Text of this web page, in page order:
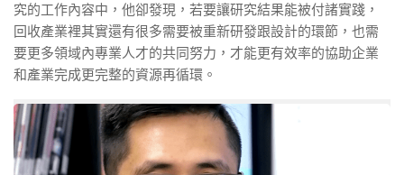
究的工作內容中，他卻發現，若要讓研究結果能被付諸實踐，
回收產業裡其實還有很多需要被重新研發跟設計的環節，也需
要更多領域內專業人才的共同努力，才能更有效率的協助企業
和產業完成更完整的資源再循環。